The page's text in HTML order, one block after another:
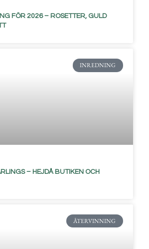
FÖR 2026 – ROSETTER, GULD
INREDNING
– HEJDÅ BUTIKEN OCH
ÅTERVINNING